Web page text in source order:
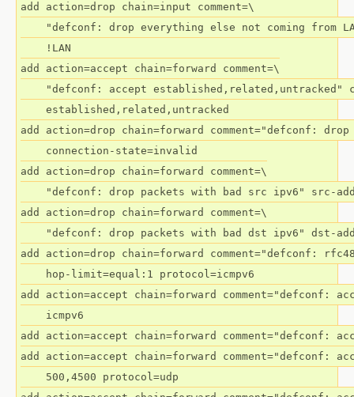
add action=drop chain=input comment=\
"defconf: drop everything else not coming from
    !LAN
add action=accept chain=forward comment=\
"defconf: accept established,related,untracked"
    established,related,untracked
add action=drop chain=forward comment="defconf:
    connection-state=invalid
add action=drop chain=forward comment=\
"defconf: drop packets with bad src ipv6" src-
add action=drop chain=forward comment=\
"defconf: drop packets with bad dst ipv6" dst-
add action=drop chain=forward comment="defconf:
    hop-limit=equal:1 protocol=icmpv6
add action=accept chain=forward comment="defconf:
    icmpv6
add action=accept chain=forward comment="defconf:
add action=accept chain=forward comment="defconf:
    500,4500 protocol=udp